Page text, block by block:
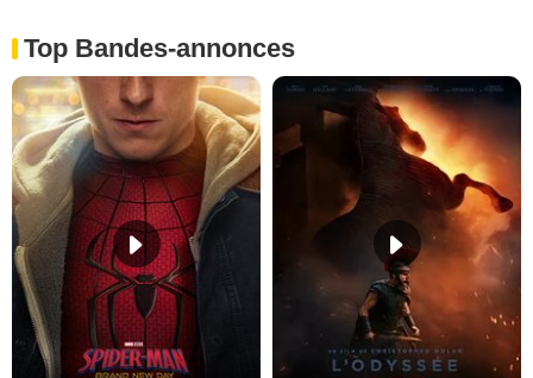
Top Bandes-annonces